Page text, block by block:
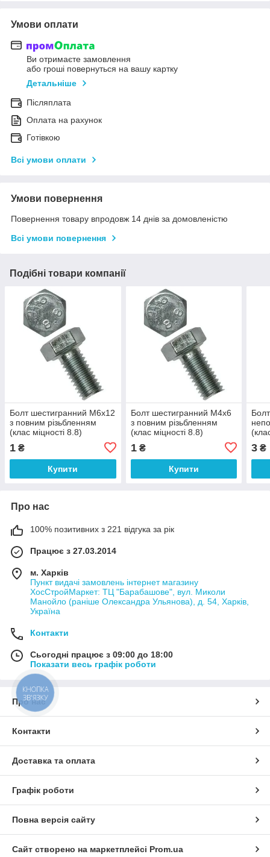
Умови оплати
Ви отримаєте замовлення
або гроші повернуться на вашу картку
Детальніше
Післяплата
Оплата на рахунок
Готівкою
Всі умови оплати
Умови повернення
Повернення товару впродовж 14 днів за домовленістю
Всі умови повернення
Подібні товари компанії
Болт шестигранний М6х12
з повним різьбленням
(клас міцності 8.8)
1 ₴
Купити
Болт шестигранний М4х6
з повним різьбленням
(клас міцності 8.8)
1₴
Купити
3 ₴
Про нас
100% позитивних з 221 відгука за рік
Працює з 27.03.2014
м. Харків
Пункт видачі замовлень інтернет магазину
ХосСтройМаркет: ТЦ "Барабашове", вул. Миколи
Манойло (раніше Олександра Ульянова), д. 54, Харків,
Україна
Контакти
Сьогодні працює з 09:00 до 18:00
Показати весь графік роботи
Про нас
Контакти
Доставка та оплата
Графік роботи
Повна версія сайту
Сайт створено на маркетплейсі Prom.ua
КНОПКА
ЗВ'ЯЗКУ